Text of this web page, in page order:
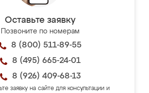
Оставьте заявку
Позвоните по номерам
8 (800) 511-89-55
8 (495) 665-24-01
8 (926) 409-68-13
заявку на сайте для консультации и